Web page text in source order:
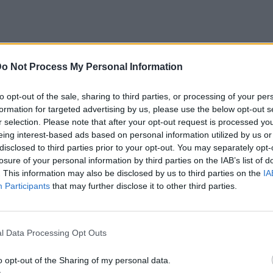
Not Process My Personal Information
opt-out of the sale, sharing to third parties, or processing of your
for targeted advertising by us, please use the below opt-out
selection. Please note that after your opt-out request is processed
interest-based ads based on personal information utilized by us
to third parties prior to your opt-out. You may separately
of your personal information by third parties on the IAB’s list of
This information may also be disclosed by us to third parties on the
Participants that may further disclose it to other third parties.
Data Processing Opt Outs
opt-out of the Sharing of my personal data.
Ελλάδα, ως ένα queer αγόρι που βίωσε
χρήματα, δεν είχα διασυνδέσεις.
πρέπει να σταματήσω αυτό που κάνω,
τον χρόνο μου. Αλλά ποτέ δεν τους
Να μην αφήσετε ποτέ κανέναν να
ότι δεν είστε αρκετά καλοί ή ότι δεν
μέσα στα χέρια σας. Μπορείτε να
το θέλετε. Γι’ αυτό να
αγαπάτε περισσότερο τον εαυτό σας.